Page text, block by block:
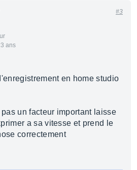
ans
#3
en home studio
un facteur important laisse
a sa vitesse et prend le
correctement